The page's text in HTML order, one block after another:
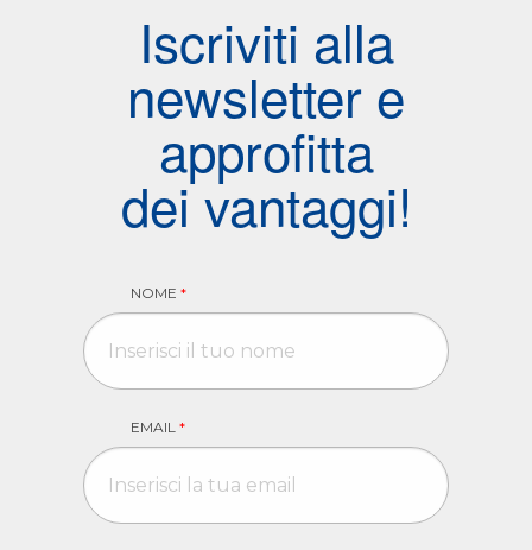
Iscriviti alla
newsletter e
approfitta
dei vantaggi!
NOME *
EMAIL *